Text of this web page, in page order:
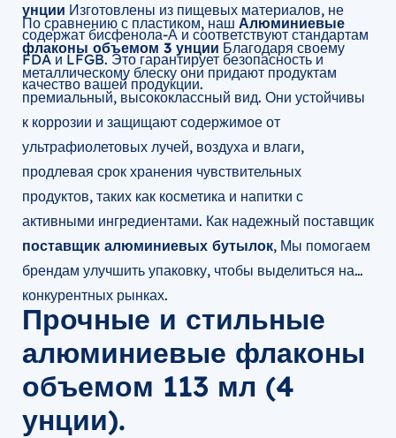
унции Изготовлены из пищевых материалов, не
содержат бисфенола-А и соответствуют стандартам
FDA и LFGB. Это гарантирует безопасность и
качество вашей продукции.
По сравнению с пластиком, наш Алюминиевые
флаконы объемом 3 унции Благодаря своему
металлическому блеску они придают продуктам
премиальный, высококлассный вид. Они устойчивы
к коррозии и защищают содержимое от
ультрафиолетовых лучей, воздуха и влаги,
продлевая срок хранения чувствительных
продуктов, таких как косметика и напитки с
активными ингредиентами. Как надежный поставщик
поставщик алюминиевых бутылок, Мы помогаем
брендам улучшить упаковку, чтобы выделиться на
конкурентных рынках.
Прочные и стильные
алюминиевые флаконы
объемом 113 мл (4
унции).